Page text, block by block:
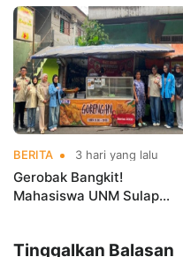
Kerja Sebelum Lulus
BERITA 3 hari yang lalu
Gerobak Bangkit!
Mahasiswa UNM Sulap
Tinggalkan Balasan